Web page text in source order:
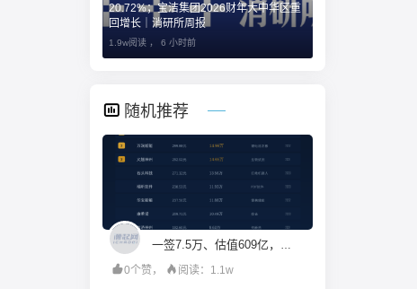
20.72%；宝洁集团2026财年大中华区重
回增长｜消研所周报
1.9w阅读 ， 6 小时前
随机推荐
0个赞，
阅读：1.1w